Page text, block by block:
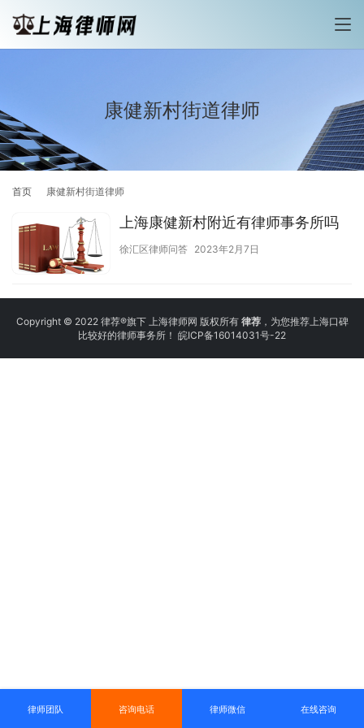
康健新村街道律师
首页 康健新村街道律师
上海康健新村附近有律师事务所吗
徐汇区律师问答 2023年2月7日
Copyright © 2022 律荐®旗下 上海律师网 版权所有 律荐，为您推荐上海口碑
比较好的律师事务所！ 皖ICP备16014031号-22
律师团队 咨询电话 律师微信 在线咨询